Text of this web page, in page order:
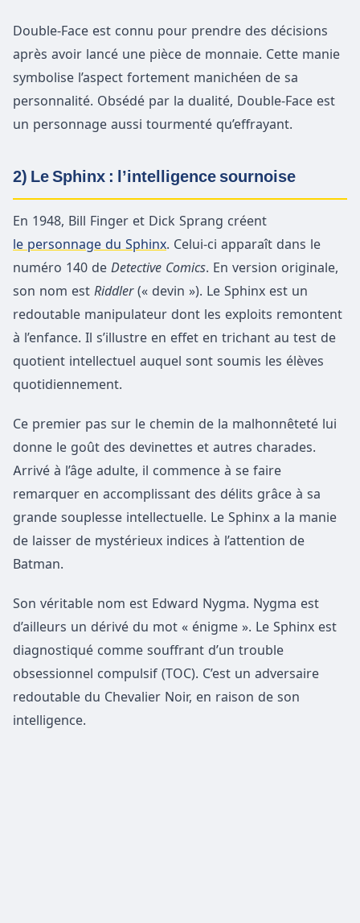
Double-Face est connu pour prendre des décisions
après avoir lancé une pièce de monnaie. Cette manie
symbolise l’aspect fortement manichéen de sa
personnalité. Obsédé par la dualité, Double-Face est
un personnage aussi tourmenté qu’effrayant.
2) Le Sphinx : l’intelligence sournoise
En 1948, Bill Finger et Dick Sprang créent
le personnage du Sphinx. Celui-ci apparaît dans le
numéro 140 de Detective Comics. En version originale,
son nom est Riddler (« devin »). Le Sphinx est un
redoutable manipulateur dont les exploits remontent
à l’enfance. Il s’illustre en effet en trichant au test de
quotient intellectuel auquel sont soumis les élèves
quotidiennement.
Ce premier pas sur le chemin de la malhonnêteté lui
donne le goût des devinettes et autres charades.
Arrivé à l’âge adulte, il commence à se faire
remarquer en accomplissant des délits grâce à sa
grande souplesse intellectuelle. Le Sphinx a la manie
de laisser de mystérieux indices à l’attention de
Batman.
Son véritable nom est Edward Nygma. Nygma est
d’ailleurs un dérivé du mot « énigme ». Le Sphinx est
diagnostiqué comme souffrant d’un trouble
obsessionnel compulsif (TOC). C’est un adversaire
redoutable du Chevalier Noir, en raison de son
intelligence.